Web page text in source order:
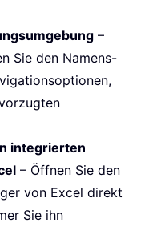
–
Sie den Namens-
integrierten
– Öffnen Sie den
von Excel direkt
Sie ihn